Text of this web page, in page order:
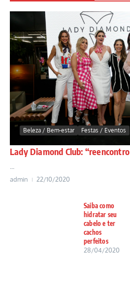
Beleza / Bem-estar Festas / Eventos
Lady Diamond Club:
admin 22/10/2020
Saiba como
hidratar seu
cabelo e ter
cachos
perfeitos
28/04/2020